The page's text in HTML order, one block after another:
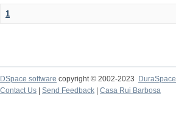
1
DSpace software copyright © 2002-2023
DuraSpace
Contact Us
Send Feedback Casa Rui Barbosa